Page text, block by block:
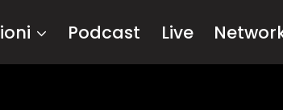
Podcast Live